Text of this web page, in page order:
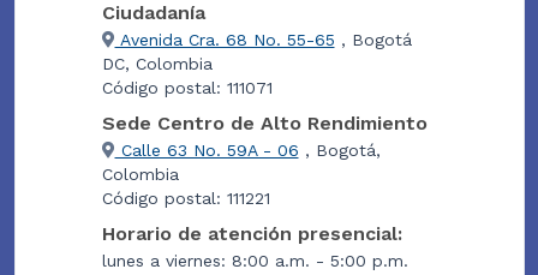
Ciudadanía
Avenida Cra. 68 No. 55-65 , Bogotá
DC, Colombia
Código postal: 111071
Sede Centro de Alto Rendimiento
Calle 63 No. 59A - 06 , Bogotá,
Colombia
Código postal: 111221
Horario de atención presencial:
lunes a viernes: 8:00 a.m. - 5:00 p.m.